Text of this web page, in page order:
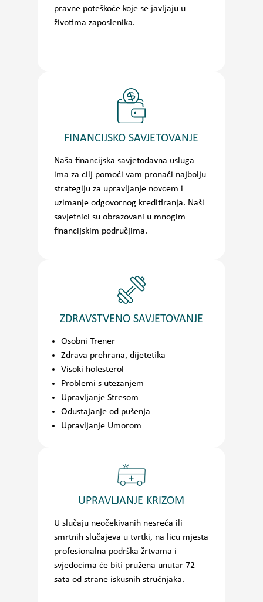
pravne poteškoće koje se javljaju u
životima zaposlenika.
FINANCIJSKO SAVJETOVANJE
Naša financijska savjetodavna usluga
ima za cilj pomoći vam pronaći najbolju
strategiju za upravljanje novcem i
uzimanje odgovornog kreditiranja. Naši
savjetnici su obrazovani u mnogim
financijskim područjima.
ZDRAVSTVENO SAVJETOVANJE
Osobni Trener
Zdrava prehrana, dijetetika
Visoki holesterol
Problemi s utezanjem
Upravljanje Stresom
Odustajanje od pušenja
Upravljanje Umorom
UPRAVLJANJE KRIZOM
U slučaju neočekivanih nesreća ili
smrtnih slučajeva u tvrtki, na licu mjesta
profesionalna podrška žrtvama i
svjedocima će biti pružena unutar 72
sata od strane iskusnih stručnjaka.